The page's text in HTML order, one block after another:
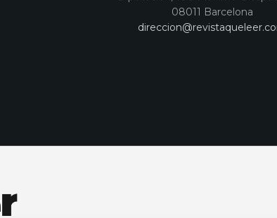
08011 Barcelona